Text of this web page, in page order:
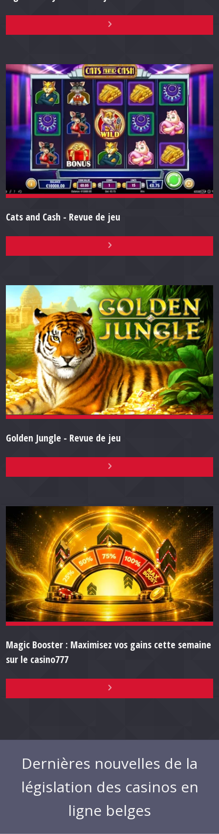
Cats and Cash - Revue de jeu
Golden Jungle - Revue de jeu
Magic Booster : Maximisez vos gains cette semaine
sur le casino777
Dernières nouvelles de la
législation des casinos en
ligne belges